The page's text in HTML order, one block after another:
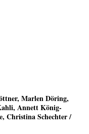
Marlen Döring,
Annett König-
Christina Schechter /